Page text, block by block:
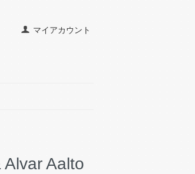
マイアカウント
Aalto